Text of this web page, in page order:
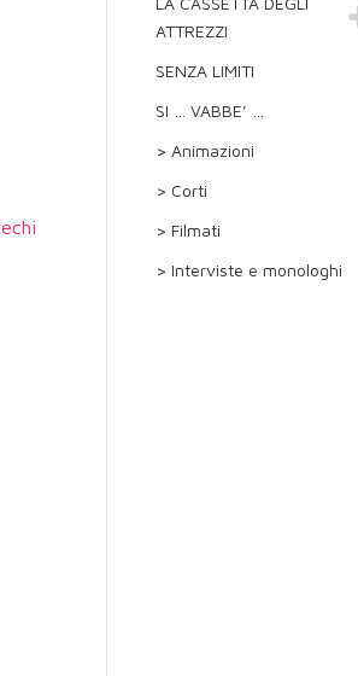
ATTREZZI
SENZA LIMITI
SI … VABBE’ …
> Animazioni
> Corti
> Filmati
> Interviste e monologhi